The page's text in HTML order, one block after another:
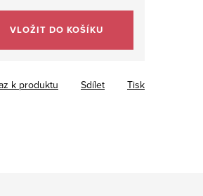
VLOŽIT DO KOŠÍKU
Tisk
k produktu Sdílet